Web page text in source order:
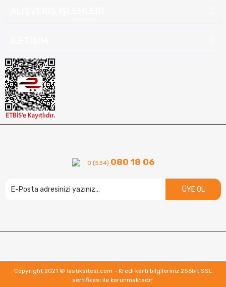
0 (534) 080 18 06
ÜYE OL
Copyright 2021 © lastiksitesi.com - Kredi kartı bilgileriniz 256bit SSL
sertifikası ile korunmaktadır.